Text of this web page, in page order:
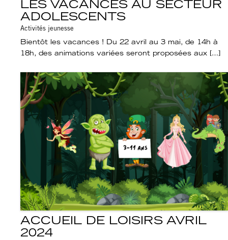
LES VACANCES AU SECTEUR
ADOLESCENTS
Activités jeunesse
Bientôt les vacances ! Du 22 avril au 3 mai, de 14h à
18h, des animations variées seront proposées aux […]
ACCUEIL DE LOISIRS AVRIL
2024